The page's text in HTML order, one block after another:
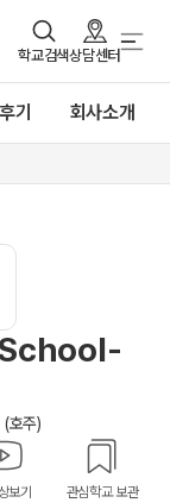
학교검색상담센터
기 회사소개
주)
보기 관심학교 보관